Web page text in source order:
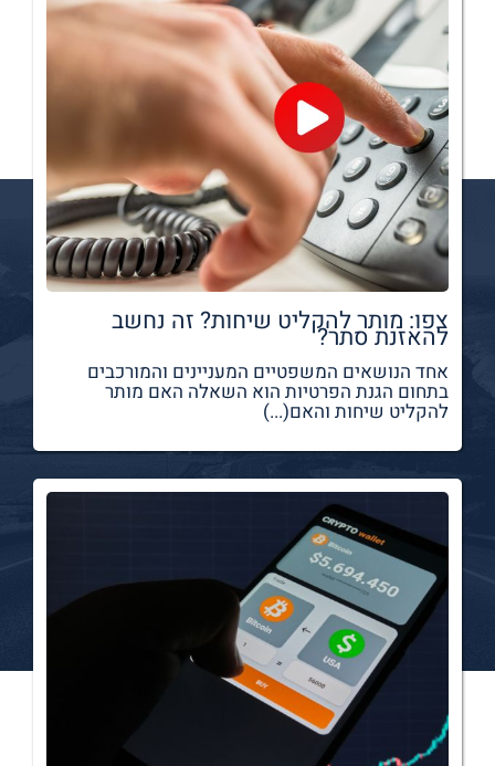
צפו: מותר להקליט שיחות? זה נחשב
להאזנת סתר?
אחד הנושאים המשפטיים המעניינים והמורכבים
בתחום הגנת הפרטיות הוא השאלה האם מותר
להקליט שיחות והאם(...)